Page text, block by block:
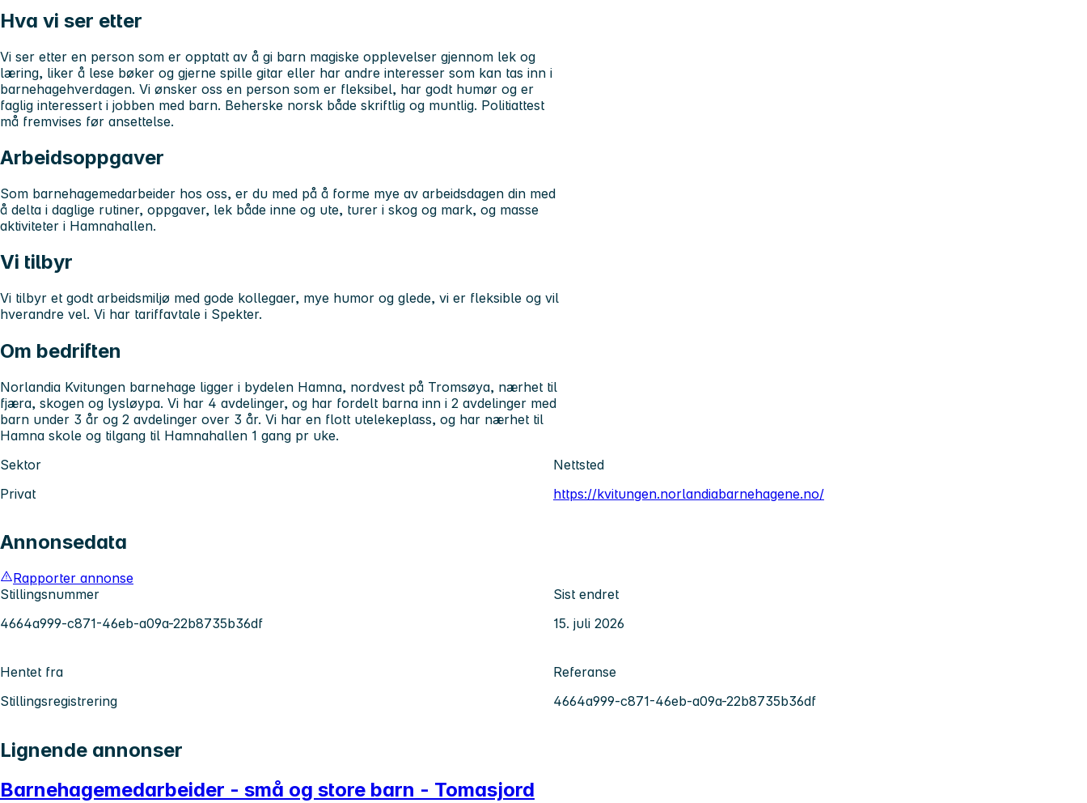
Hva vi ser etter
Vi ser etter en person som er opptatt av å gi barn magiske opplevelser gjennom lek og
læring, liker å lese bøker og gjerne spille gitar eller har andre interesser som kan tas inn i
barnehagehverdagen. Vi ønsker oss en person som er fleksibel, har godt humør og er
faglig interessert i jobben med barn. Beherske norsk både skriftlig og muntlig. Politiattest
må fremvises før ansettelse.
Arbeidsoppgaver
Som barnehagemedarbeider hos oss, er du med på å forme mye av arbeidsdagen din med
å delta i daglige rutiner, oppgaver, lek både inne og ute, turer i skog og mark, og masse
aktiviteter i Hamnahallen.
Vi tilbyr
Vi tilbyr et godt arbeidsmiljø med gode kollegaer, mye humor og glede, vi er fleksible og vil
hverandre vel. Vi har tariffavtale i Spekter.
Om bedriften
Norlandia Kvitungen barnehage ligger i bydelen Hamna, nordvest på Tromsøya, nærhet til
fjæra, skogen og lysløypa. Vi har 4 avdelinger, og har fordelt barna inn i 2 avdelinger med
barn under 3 år og 2 avdelinger over 3 år. Vi har en flott utelekeplass, og har nærhet til
Hamna skole og tilgang til Hamnahallen 1 gang pr uke.
Sektor
Privat
Nettsted
https://kvitungen.norlandiabarnehagene.no/
Annonsedata
Rapporter annonse
Stillingsnummer
4664a999-c871-46eb-a09a-22b8735b36df
Sist endret
15. juli 2026
Hentet fra
Stillingsregistrering
Referanse
4664a999-c871-46eb-a09a-22b8735b36df
Lignende annonser
Barnehagemedarbeider - små og store barn - Tomasjord